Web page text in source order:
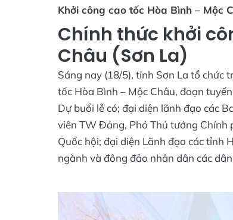
Khởi công cao tốc Hòa Bình – Mộc
Chính thức khởi
Châu (Sơn La)
Sáng nay (18/5), tỉnh Sơn La tổ chức
tốc Hòa Bình – Mộc Châu, đoạn
Dự buổi lễ có; đại diện lãnh đạo các
viên TW Đảng, Phó Thủ tướng Chính
Quốc hội; đại diện Lãnh đạo các tỉnh
ngành và đông đảo nhân dân các